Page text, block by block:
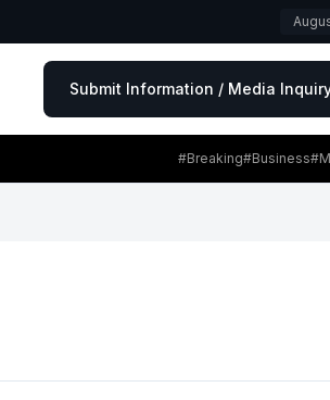
Submit Information / Media
#Breaking#Business